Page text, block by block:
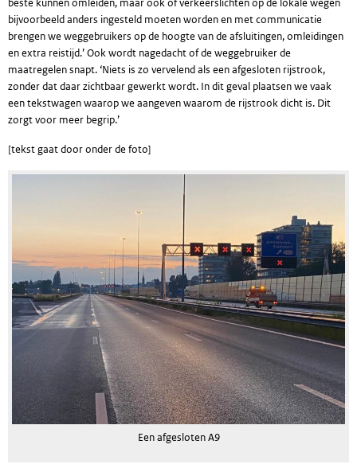
beste kunnen omleiden, maar ook of verkeerslichten op de lokale wegen
bijvoorbeeld anders ingesteld moeten worden en met communicatie
brengen we weggebruikers op de hoogte van de afsluitingen, omleidingen
en extra reistijd.’ Ook wordt nagedacht of de weggebruiker de
maatregelen snapt. ‘Niets is zo vervelend als een afgesloten rijstrook,
zonder dat daar zichtbaar gewerkt wordt. In dit geval plaatsen we vaak
een tekstwagen waarop we aangeven waarom de rijstrook dicht is. Dit
zorgt voor meer begrip.’
[tekst gaat door onder de foto]
Een afgesloten A9